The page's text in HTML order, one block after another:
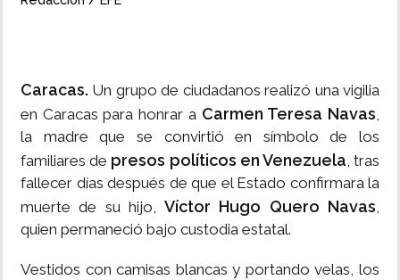
Caracas. Un grupo de ciudadanos realizó una vigilia
en Caracas para honrar a Carmen Teresa Navas,
la madre que se convirtió en símbolo de los
familiares de presos políticos en Venezuela, tras
fallecer días después de que el Estado confirmara la
muerte de su hijo,Víctor Hugo Quero Navas,
quien permaneció bajo custodia estatal.
Vestidos con camisas blancas y portando velas, los